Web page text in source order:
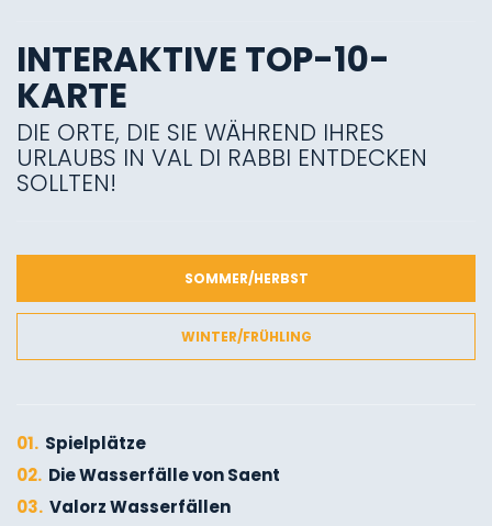
INTERAKTIVE TOP-10-
KARTE
DIE ORTE, DIE SIE WÄHREND IHRES
URLAUBS IN VAL DI RABBI ENTDECKEN
SOLLTEN!
SOMMER/HERBST
WINTER/FRÜHLING
01. Spielplätze
02. Die Wasserfälle von Saent
03. Valorz Wasserfällen